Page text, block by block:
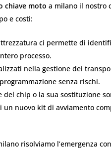
chiave moto a milano il nostro
e costi:
ci permette di
processo.
nella gestione dei
senza rischi.
del chip o la sua sostituzione
un nuovo kit di avviamento
risolviamo l’emergenza